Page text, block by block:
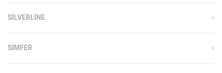
SILVERLINE
SIMFER